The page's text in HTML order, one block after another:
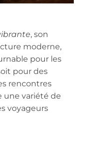
, son
moderne,
pour les
pour des
rencontres
une variété de
voyageurs